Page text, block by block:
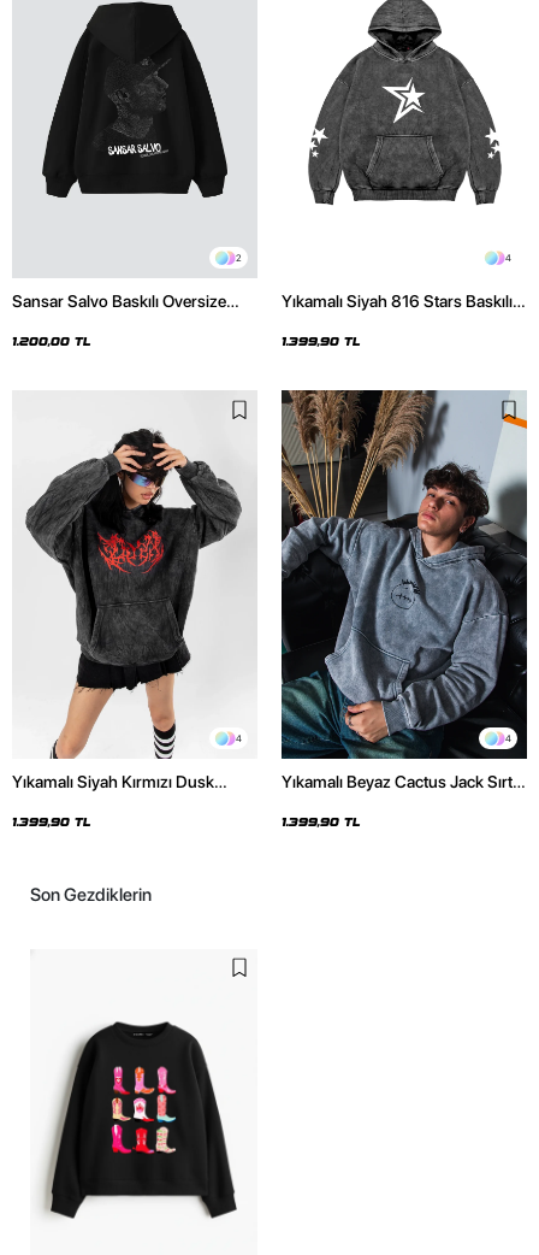
2
Sansar Salvo Baskılı Oversize
1.200,00 TL
4
Yıkamalı Siyah 816 Stars Baskılı
1.399,90 TL
4
Yıkamalı Siyah Kırmızı Dusk
1.399,90 TL
4
Yıkamalı Beyaz Cactus Jack Sırt
1.399,90 TL
Son Gezdiklerin